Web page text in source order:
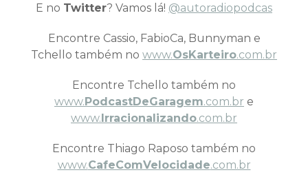
E no Twitter? Vamos lá! @autoradiopodcas
Encontre Cassio, FabioCa, Bunnyman e
Tchello também no www.OsKarteiro.com.br
Encontre Tchello também no
www.PodcastDeGaragem.com.br e
www.Irracionalizando.com.br
Encontre Thiago Raposo também no
www.CafeComVelocidade.com.br